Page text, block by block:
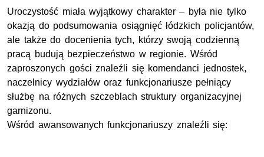
Uroczystość miała wyjątkowy charakter – była nie tylko
okazją do podsumowania osiągnięć łódzkich policjantów,
ale także do docenienia tych, którzy swoją codzienną
pracą budują bezpieczeństwo w regionie. Wśród
zaproszonych gości znaleźli się komendanci jednostek,
naczelnicy wydziałów oraz funkcjonariusze pełniący
służbę na różnych szczeblach struktury organizacyjnej
garnizonu.
Wśród awansowanych funkcjonariuszy znaleźli się: